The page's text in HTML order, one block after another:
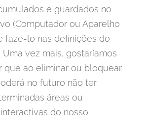
e guardados no
(Computador ou Aparelho
faze-lo nas definições do
Uma vez mais, gostaríamos
que ao eliminar ou bloquear
no futuro não ter
áreas ou
do nosso